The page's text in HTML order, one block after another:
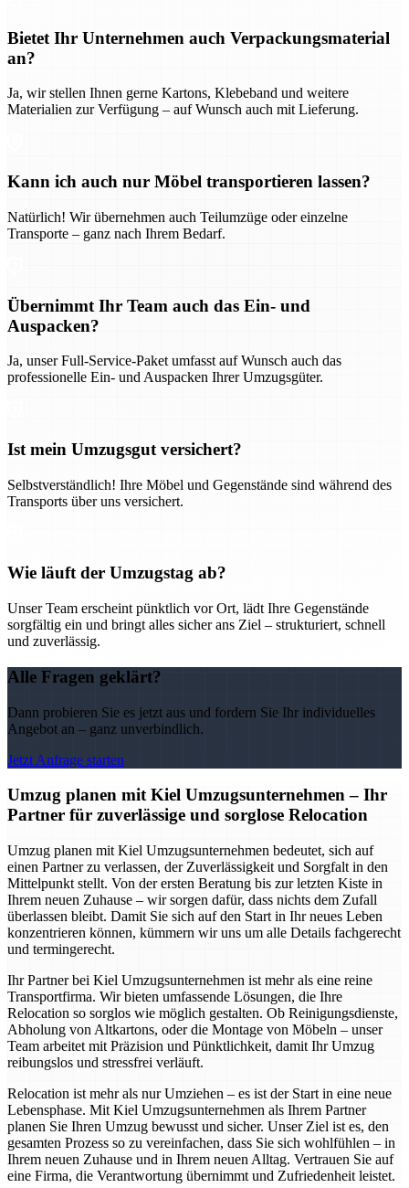
Bietet Ihr Unternehmen auch Verpackungsmaterial
an?
Ja, wir stellen Ihnen gerne Kartons, Klebeband und weitere
Materialien zur Verfügung – auf Wunsch auch mit Lieferung.
Kann ich auch nur Möbel transportieren lassen?
Natürlich! Wir übernehmen auch Teilumzüge oder einzelne
Transporte – ganz nach Ihrem Bedarf.
Übernimmt Ihr Team auch das Ein- und
Auspacken?
Ja, unser Full-Service-Paket umfasst auf Wunsch auch das
professionelle Ein- und Auspacken Ihrer Umzugsgüter.
Ist mein Umzugsgut versichert?
Selbstverständlich! Ihre Möbel und Gegenstände sind während des
Transports über uns versichert.
Wie läuft der Umzugstag ab?
Unser Team erscheint pünktlich vor Ort, lädt Ihre Gegenstände
sorgfältig ein und bringt alles sicher ans Ziel – strukturiert, schnell
und zuverlässig.
Alle Fragen geklärt?
Dann probieren Sie es jetzt aus und fordern Sie Ihr individuelles
Angebot an – ganz unverbindlich.
Jetzt Anfrage starten
Umzug planen mit Kiel Umzugsunternehmen – Ihr
Partner für zuverlässige und sorglose Relocation
Umzug planen mit Kiel Umzugsunternehmen bedeutet, sich auf
einen Partner zu verlassen, der Zuverlässigkeit und Sorgfalt in den
Mittelpunkt stellt. Von der ersten Beratung bis zur letzten Kiste in
Ihrem neuen Zuhause – wir sorgen dafür, dass nichts dem Zufall
überlassen bleibt. Damit Sie sich auf den Start in Ihr neues Leben
konzentrieren können, kümmern wir uns um alle Details fachgerecht
und termingerecht.
Ihr Partner bei Kiel Umzugsunternehmen ist mehr als eine reine
Transportfirma. Wir bieten umfassende Lösungen, die Ihre
Relocation so sorglos wie möglich gestalten. Ob Reinigungsdienste,
Abholung von Altkartons, oder die Montage von Möbeln – unser
Team arbeitet mit Präzision und Pünktlichkeit, damit Ihr Umzug
reibungslos und stressfrei verläuft.
Relocation ist mehr als nur Umziehen – es ist der Start in eine neue
Lebensphase. Mit Kiel Umzugsunternehmen als Ihrem Partner
planen Sie Ihren Umzug bewusst und sicher. Unser Ziel ist es, den
gesamten Prozess so zu vereinfachen, dass Sie sich wohlfühlen – in
Ihrem neuen Zuhause und in Ihrem neuen Alltag. Vertrauen Sie auf
eine Firma, die Verantwortung übernimmt und Zufriedenheit leistet.